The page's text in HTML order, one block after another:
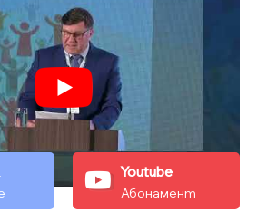
Youtube
Абонамент